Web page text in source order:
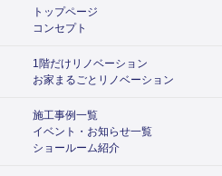
トップページ
コンセプト
1階だけリノベーション
お家まるごとリノベーション
施工事例一覧
イベント・お知らせ一覧
ショールーム紹介